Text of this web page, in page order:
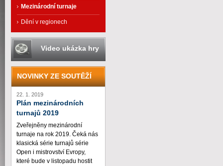
Mezinárodní turnaje
Dění v regionech
Video ukázka hry
NOVINKY ZE SOUTĚŽÍ
22. 1. 2019
Plán mezinárodních
turnajů 2019
Zveřejněny mezinárodní
turnaje na rok 2019. Čeká nás
klasická série turnajů série
Open i mistrovství Evropy,
které bude v listopadu hostit